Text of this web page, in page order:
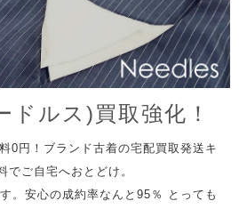
ドルス)買取強化！
0円！ブランド古着の宅配買取発送キ
でご自宅へおとどけ。
。安心の成約率なんと95％ とっても